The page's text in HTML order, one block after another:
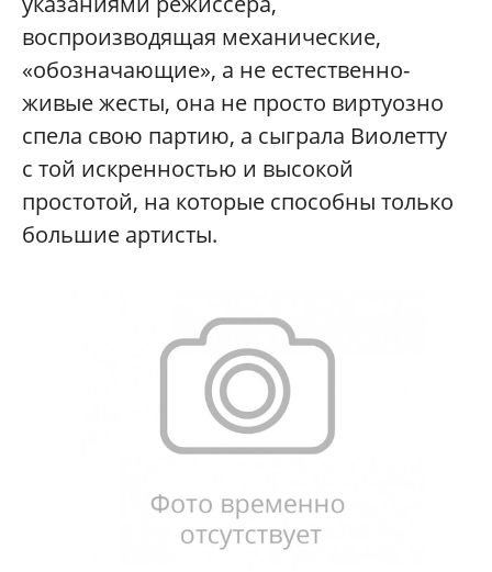
воспроизводящая механические,
«обозначающие», а не естественно-
живые жесты, она не просто виртуозно
спела свою партию, а сыграла Виолетту
с той искренностью и высокой
простотой, на которые способны только
большие артисты.